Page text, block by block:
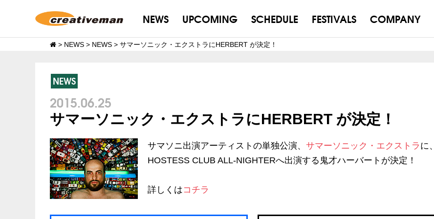
NEWS UPCOMING SCHEDULE FESTIVALS COMPANY
> NEWS > NEWS > サマーソニック・エクストラにHERBERT が決定！
NEWS
2015.06.25
サマーソニック・エクストラにHERBERT が決定！
サマソニ出演アーティストの単独公演、 サマーソニック・エクストラ に、
HOSTESS CLUB ALL-NIGHTERへ出演する鬼才ハーバートが決定！
詳しくはコチラ